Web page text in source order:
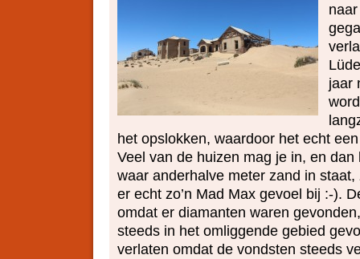
jaar
het opslokken, waardoor het echt
Veel van de huizen mag je in, en dan
waar anderhalve meter zand in
er echt zo’n Mad Max gevoel bij :-).
omdat er diamanten waren
steeds in het omliggende gebied
verlaten omdat de vondsten steeds